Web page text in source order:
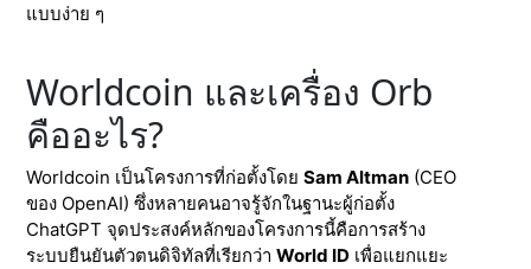
แบบง่าย ๆ
Worldcoin และเครื่อง Orb
คืออะไร?
Worldcoin เป็นโครงการที่ก่อตั้งโดยSam Altman (CEO
ของ OpenAI) ซึ่งหลายคนอาจรู้จักในฐานะผู้ก่อตั้ง
ChatGPT จุดประสงค์หลักของโครงการนี้คือการสร้าง
ระบบยืนยันตัวตนดิจิทัลที่เรียกว่าWorld ID เพื่อแยกแยะ